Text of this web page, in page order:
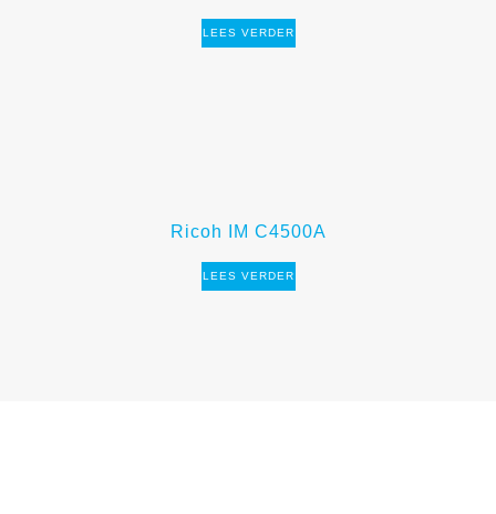
LEES VERDER
Ricoh IM C4500A
LEES VERDER